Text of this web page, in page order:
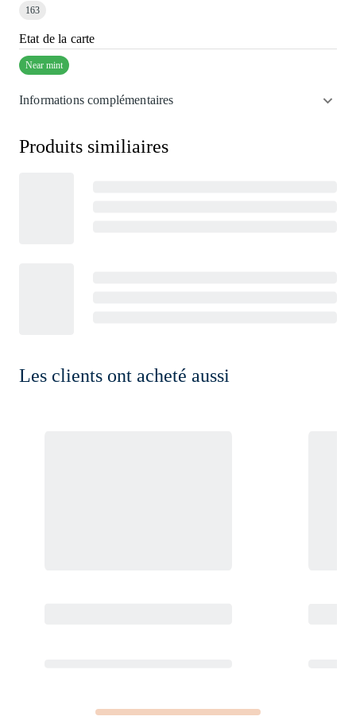
163
Etat de la carte
Near mint
Informations complémentaires
Produits similiaires
Les clients ont acheté aussi